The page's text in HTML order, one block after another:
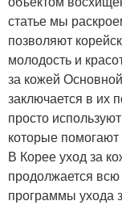
статье мы
позволяют
молодость и
за кожей
заключается в их
просто
которые
В Корее уход за
продолжается
программы ухода